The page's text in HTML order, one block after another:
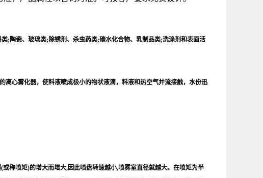
;陶瓷、玻璃类;除锈剂、杀虫药类;碳水化合物、乳制品类;洗涤剂和表面活
心雾化器，使料液喷成极小的物状液滴，料液和热空气并流接触，水份迅
称喷矩)的增大而增大,因此喷盘转速越小,喷雾室直径就越大。在喷矩为半